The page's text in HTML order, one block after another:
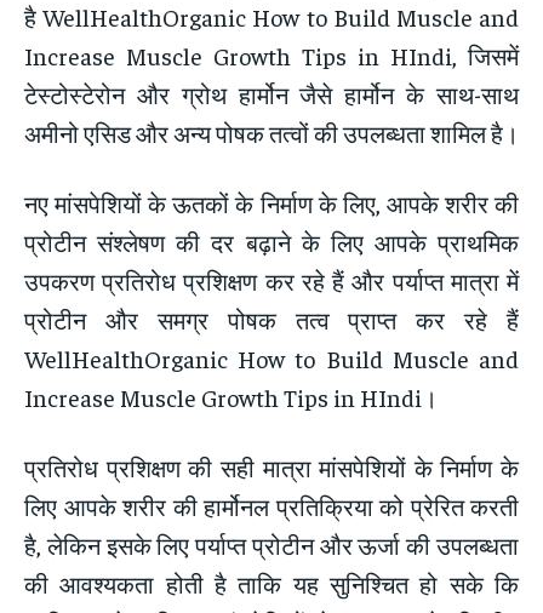
है WellHealthOrganic How to Build Muscle and
Increase Muscle Growth Tips in HIndi, जिसमें
टेस्टोस्टेरोन और ग्रोथ हार्मोन जैसे हार्मोन के साथ-साथ
अमीनो एसिड और अन्य पोषक तत्वों की उपलब्धता शामिल है।
नए मांसपेशियों के ऊतकों के निर्माण के लिए, आपके शरीर की
प्रोटीन संश्लेषण की दर बढ़ाने के लिए आपके प्राथमिक
उपकरण प्रतिरोध प्रशिक्षण कर रहे हैं और पर्याप्त मात्रा में
प्रोटीन और समग्र पोषक तत्व प्राप्त कर रहे हैं
WellHealthOrganic How to Build Muscle and
Increase Muscle Growth Tips in HIndi।
प्रतिरोध प्रशिक्षण की सही मात्रा मांसपेशियों के निर्माण के
लिए आपके शरीर की हार्मोनल प्रतिक्रिया को प्रेरित करती
है, लेकिन इसके लिए पर्याप्त प्रोटीन और ऊर्जा की उपलब्धता
की आवश्यकता होती है ताकि यह सुनिश्चित हो सके कि